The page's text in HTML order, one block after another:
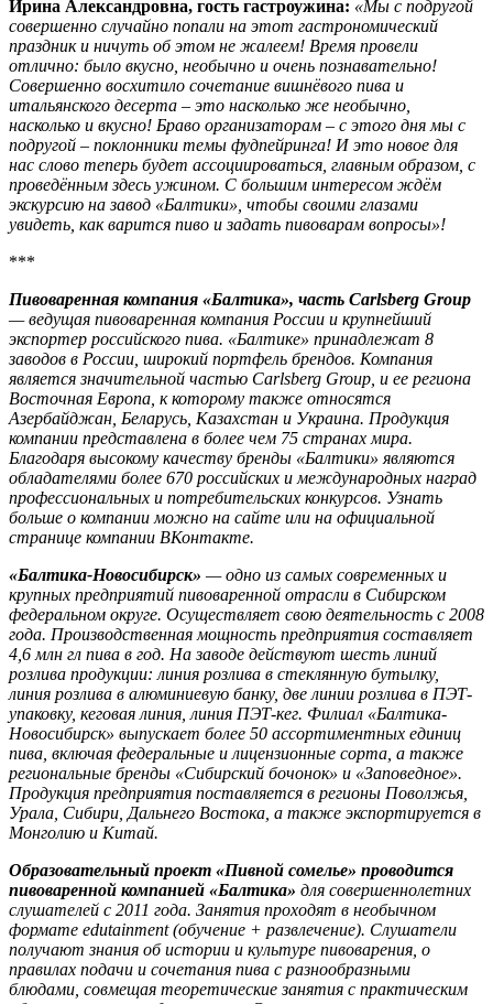
Ирина Александровна, гость гастроужина: «Мы с подругой
совершенно случайно попали на этот гастрономический
праздник и ничуть об этом не жалеем! Время провели
отлично: было вкусно, необычно и очень познавательно!
Совершенно восхитило сочетание вишнёвого пива и
итальянского десерта – это насколько же необычно,
насколько и вкусно! Браво организаторам – с этого дня мы с
подругой – поклонники темы фудпейринга! И это новое для
нас слово теперь будет ассоциироваться, главным образом, с
проведённым здесь ужином. С большим интересом ждём
экскурсию на завод «Балтики», чтобы своими глазами
увидеть, как варится пиво и задать пивоварам вопросы»!
***
Пивоваренная компания «Балтика», часть Carlsberg Group
— ведущая пивоваренная компания России и крупнейший
экспортер российского пива. «Балтике» принадлежат 8
заводов в России, широкий портфель брендов. Компания
является значительной частью Carlsberg Group, и ее региона
Восточная Европа, к которому также относятся
Азербайджан, Беларусь, Казахстан и Украина. Продукция
компании представлена в более чем 75 странах мира.
Благодаря высокому качеству бренды «Балтики» являются
обладателями более 670 российских и международных наград
профессиональных и потребительских конкурсов. Узнать
больше о компании можно на сайте или на официальной
странице компании ВКонтакте.
«Балтика-Новосибирск» — одно из самых современных и
крупных предприятий пивоваренной отрасли в Сибирском
федеральном округе. Осуществляет свою деятельность с 2008
года. Производственная мощность предприятия составляет
4,6 млн гл пива в год. На заводе действуют шесть линий
розлива продукции: линия розлива в стеклянную бутылку,
линия розлива в алюминиевую банку, две линии розлива в ПЭТ-
упаковку, кеговая линия, линия ПЭТ-кег. Филиал «Балтика-
Новосибирск» выпускает более 50 ассортиментных единиц
пива, включая федеральные и лицензионные сорта, а также
региональные бренды «Сибирский бочонок» и «Заповедное».
Продукция предприятия поставляется в регионы Поволжья,
Урала, Сибири, Дальнего Востока, а также экспортируется в
Монголию и Китай.
Образовательный проект «Пивной сомелье» проводится
пивоваренной компанией «Балтика» для совершеннолетних
слушателей с 2011 года. Занятия проходят в необычном
формате edutainment (обучение + развлечение). Слушатели
получают знания об истории и культуре пивоварения, о
правилах подачи и сочетания пива с разнообразными
блюдами, совмещая теоретические занятия с практическим